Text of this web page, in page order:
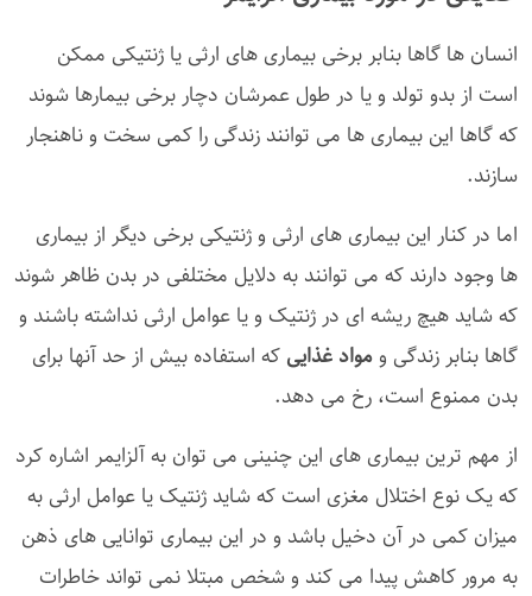
انسان ها گاها بنابر برخی بیماری های ارثی یا ژنتیکی ممکن
است از بدو تولد و یا در طول عمرشان دچار برخی بیمارها شوند
که گاها این بیماری ها می توانند زندگی را کمی سخت و ناهنجار
سازند.
اما در کنار این بیماری های ارثی و ژنتیکی برخی دیگر از بیماری
ها وجود دارند که می توانند به دلایل مختلفی در بدن ظاهر شوند
که شاید هیچ ریشه ای در ژنتیک و یا عوامل ارثی نداشته باشند و
گاها بنابر زندگی ومواد غذایی که استفاده بیش از حد آنها برای
بدن ممنوع است، رخ می دهد.
از مهم ترین بیماری های این چنینی می توان به آلزایمر اشاره کرد
که یک نوع اختلال مغزی است که شاید ژنتیک یا عوامل ارثی به
میزان کمی در آن دخیل باشد و در این بیماری توانایی های ذهن
به مرور کاهش پیدا می کند و شخص مبتلا نمی تواند خاطرات